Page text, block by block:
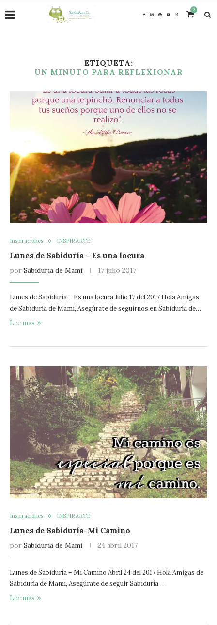
0
ETIQUETA:
UN MINUTO PARA REFLEXIONAR
Inspiraciones INSPIRARTE
Lunes de Sabiduría – Es una locura
por Sabiduria de Mami 17 julio 2017
Lunes de Sabiduría – Es una locura Julio 17 del 2017 Hola Amigas
de Sabiduría de Mami, Asegúrate de seguirnos en Sabiduría de…
Lee mas
Inspiraciones INSPIRARTE
Lunes de Sabiduría-Mi Camino
por Sabiduria de Mami 24 abril 2017
Lunes de Sabiduría – Mi Camino Abril 24 del 2017 Hola Amigas de
Sabiduría de Mami, Asegúrate de seguir Sabiduría…
Lee mas